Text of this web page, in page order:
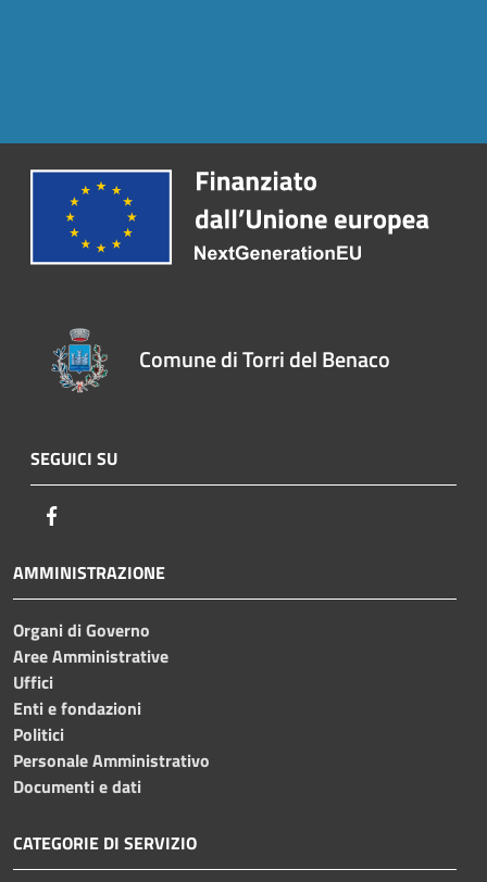
Comune di Torri del Benaco
SEGUICI SU
AMMINISTRAZIONE
Organi di Governo
Aree Amministrative
Uffici
Enti e fondazioni
Politici
Personale Amministrativo
Documenti e dati
CATEGORIE DI SERVIZIO